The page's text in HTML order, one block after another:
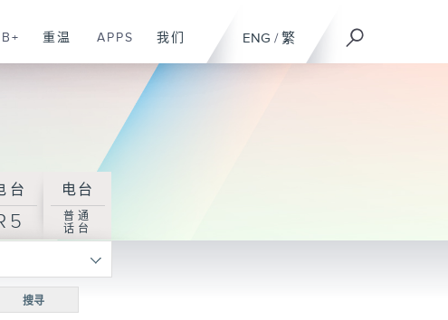
ENG / 繁
重温 APPS 我们
台 电台
普通
话台
搜寻